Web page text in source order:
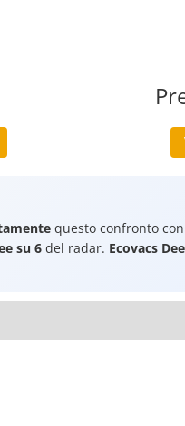
questo confronto
su 6 del radar. Ecovacs